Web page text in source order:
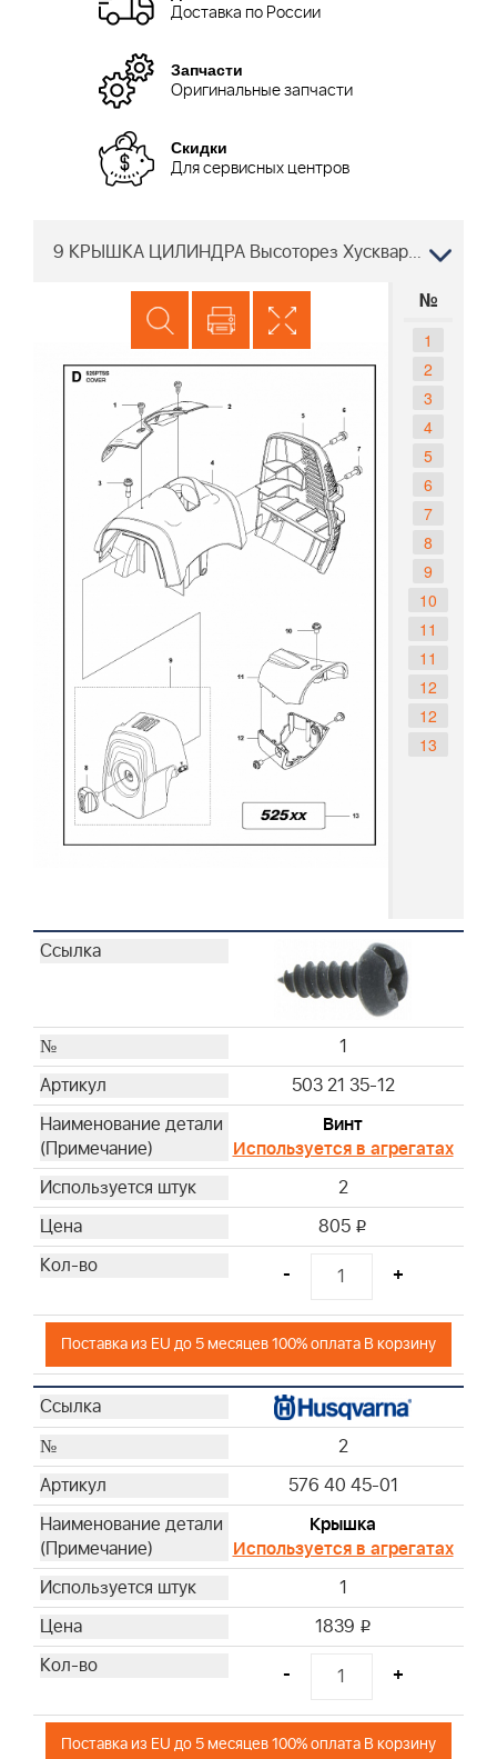
Доставка по России
Запчасти
Оригинальные запчасти
Скидки
Для сервисных центров
9 КРЫШКА ЦИЛИНДРА Высоторез Хускварна 525 PT5S
№
1
2
3
4
5
6
7
8
9
10
11
11
12
12
13
1
503 21 35-12
Винт
Используется в агрегатах
2
805 i
- +
Поставка из EU до 5 месяцев 100% оплата В корзину
2
576 40 45-01
Крышка
Используется в агрегатах
1
1839 i
- +
Поставка из EU до 5 месяцев 100% оплата В корзину